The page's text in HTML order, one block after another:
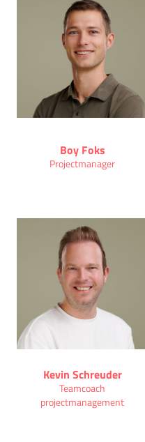
Boy Foks
Projectmanager
Kevin Schreuder
Teamcoach
projectmanagement